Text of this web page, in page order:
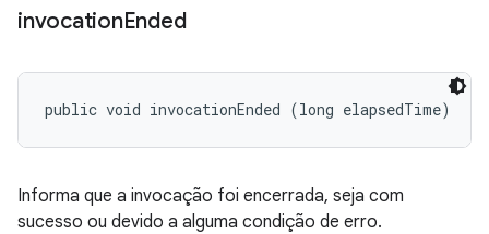
invocationEnded
public void invocationEnded (long elapsedTime)
Informa que a invocação foi encerrada, seja com
sucesso ou devido a alguma condição de erro.